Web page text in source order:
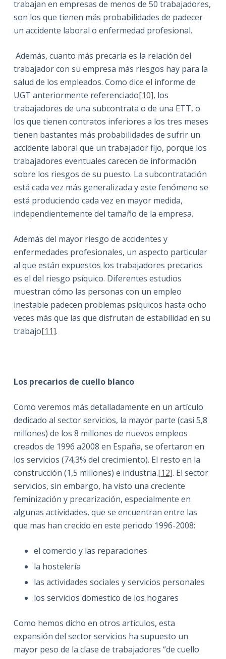
trabajan en empresas de menos de 50 trabajadores,
son los que tienen más probabilidades de padecer
un accidente laboral o enfermedad profesional.
Además, cuanto más precaria es la relación del
trabajador con su empresa más riesgos hay para la
salud de los empleados. Como dice el informe de
UGT anteriormente referenciado[10], los
trabajadores de una subcontrata o de una ETT, o
los que tienen contratos inferiores a los tres meses
tienen bastantes más probabilidades de sufrir un
accidente laboral que un trabajador fijo, porque los
trabajadores eventuales carecen de información
sobre los riesgos de su puesto. La subcontratación
está cada vez más generalizada y este fenómeno se
está produciendo cada vez en mayor medida,
independientemente del tamaño de la empresa.
Además del mayor riesgo de accidentes y
enfermedades profesionales, un aspecto particular
al que están expuestos los trabajadores precarios
es el del riesgo psíquico. Diferentes estudios
muestran cómo las personas con un empleo
inestable padecen problemas psíquicos hasta ocho
veces más que las que disfrutan de estabilidad en su
trabajo[11].
Los precarios de cuello blanco
Como veremos más detalladamente en un artículo
dedicado al sector servicios, la mayor parte (casi 5,8
millones) de los 8 millones de nuevos empleos
creados de 1996 a2008 en España, se ofertaron en
los servicios (74,3% del crecimiento). El resto en la
construcción (1,5 millones) e industria.[12]. El sector
servicios, sin embargo, ha visto una creciente
feminización y precarización, especialmente en
algunas actividades, que se encuentran entre las
que mas han crecido en este periodo 1996-2008:
el comercio y las reparaciones
la hostelería
las actividades sociales y servicios personales
los servicios domestico de los hogares
Como hemos dicho en otros artículos, esta
expansión del sector servicios ha supuesto un
mayor peso de la clase de trabajadores “de cuello